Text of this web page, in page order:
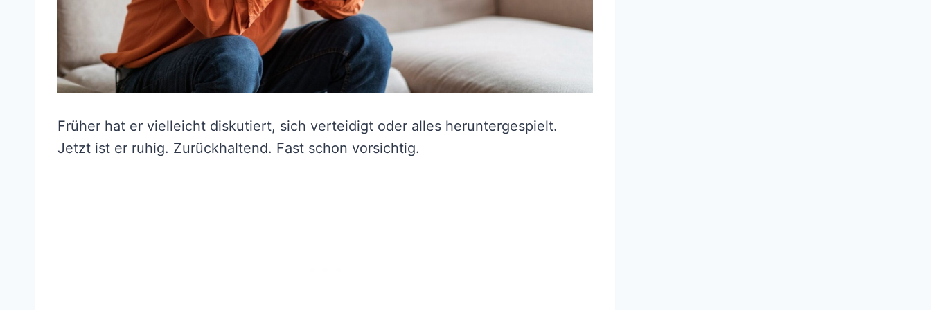
Früher hat er vielleicht diskutiert, sich verteidigt oder alles heruntergespielt.
Jetzt ist er ruhig. Zurückhaltend. Fast schon vorsichtig.